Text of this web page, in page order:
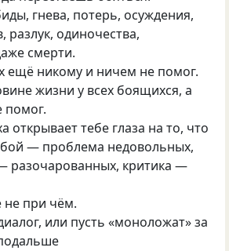
гнева, потерь, осуждения,
разлук, одиночества,
смерти.
ещё никому и ничем не помог.
жизни у всех боящихся, а
открывает тебе глаза на то, что
— проблема недовольных,
разочарованных, критика —
не при чём.
или пусть «моноложат» за